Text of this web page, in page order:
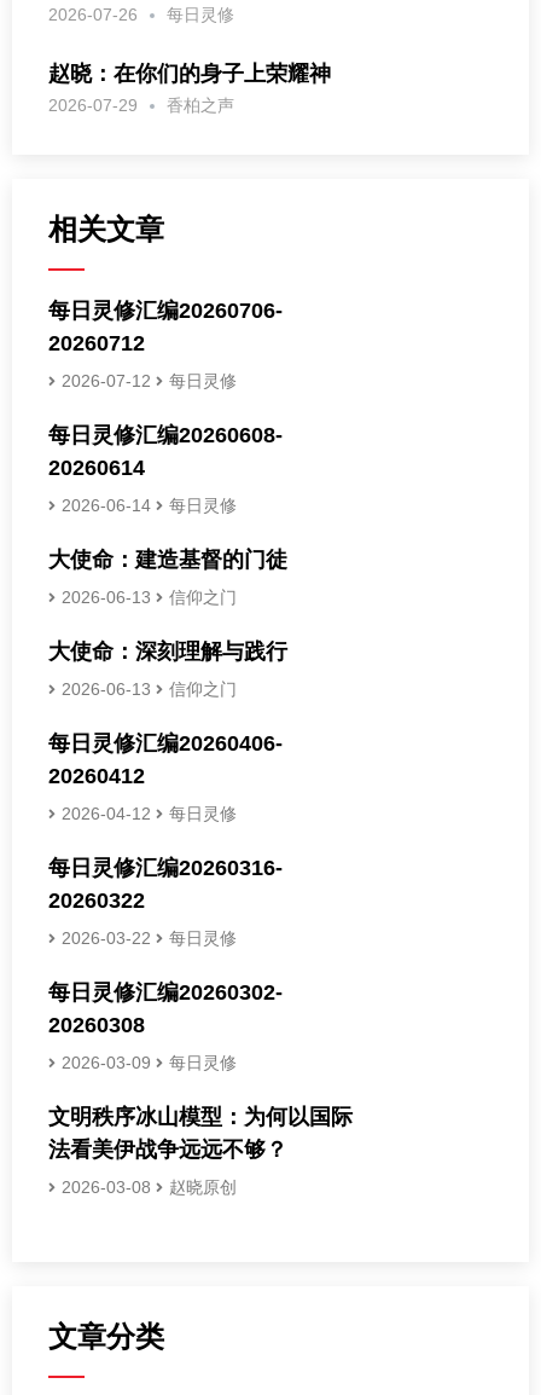
2026-07-26 每日灵修
赵晓：在你们的身子上荣耀神
2026-07-29 香柏之声
相关文章
每日灵修汇编20260706-
20260712
2026-07-12 每日灵修
每日灵修汇编20260608-
20260614
2026-06-14 每日灵修
大使命：建造基督的门徒
2026-06-13 信仰之门
大使命：深刻理解与践行
2026-06-13 信仰之门
每日灵修汇编20260406-
20260412
2026-04-12 每日灵修
每日灵修汇编20260316-
20260322
2026-03-22 每日灵修
每日灵修汇编20260302-
20260308
2026-03-09 每日灵修
文明秩序冰山模型：为何以国际
法看美伊战争远远不够？
2026-03-08 赵晓原创
文章分类